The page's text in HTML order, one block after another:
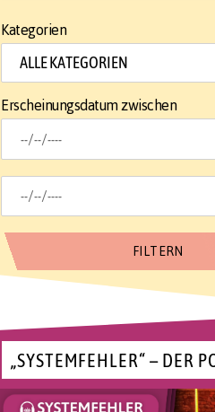
Kategorien
Erscheinungsdatum zwischen
„SYSTEMFEHLER“ – DER